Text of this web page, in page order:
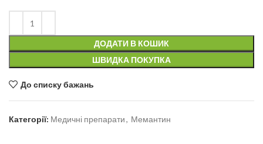
ДОДАТИ В КОШИК
ШВИДКА ПОКУПКА
До списку бажань
Категорії: Медичні препарати, Мемантин